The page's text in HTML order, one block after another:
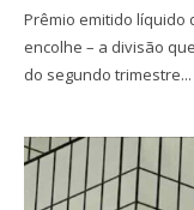
Prêmio emitido líquido
encolhe – a divisão que
do segundo trimestre...